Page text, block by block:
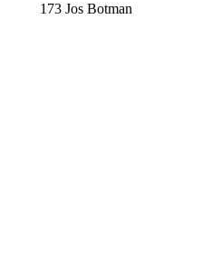
173 Jos Botman